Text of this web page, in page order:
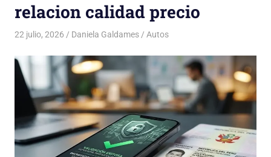
relacion calidad precio
22 julio, 2026 Daniela Galdames Autos